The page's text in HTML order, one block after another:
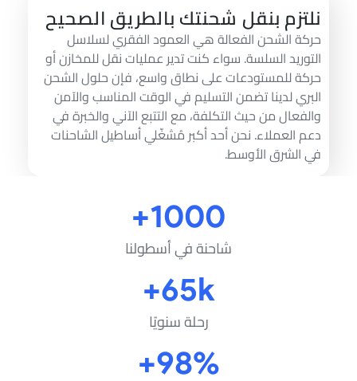
بنقل شحنتك بالطريق الصحيح
الشحن الفعالة هي العمود الفقري لسلاسل
السلسة. سواء كنت تدير عمليات نقل للمخازن أو
للمستودعات على نطاق واسع، فإن حلول الشحن
لدينا تضمن التسليم في الوقت المناسب والآمن
من حيث التكلفة، مع التتبع الآني والخبرة في
العملاء. نحن أحد أكبر مُشغّلي أساطيل الشاحنات
الشرق الأوسط.
1000+
شاحنة في أسطولنا
65k+
رحلة سنويًا
98%+